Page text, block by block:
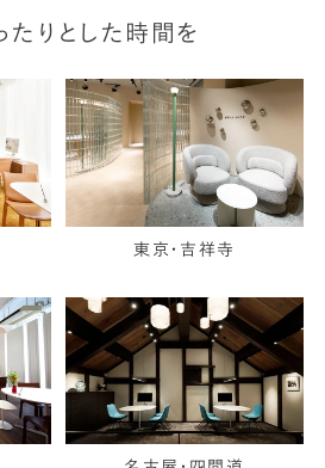
りとした時間を
東京・吉祥寺